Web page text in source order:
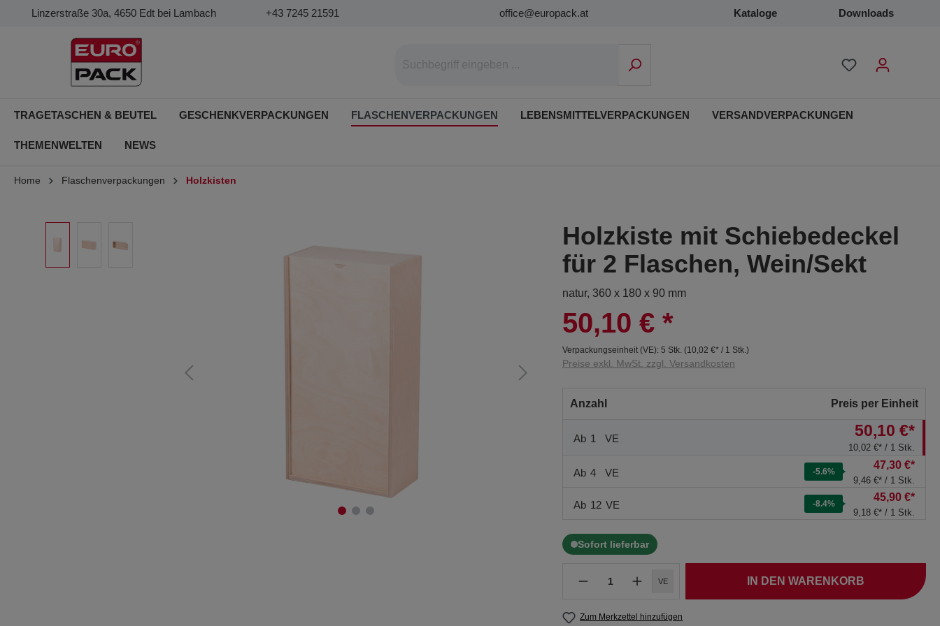
Linzerstraße 30a, 4650 Edt bei Lambach +43 7245 21591 office@europack.at Kataloge Downloads
TRAGETASCHEN & BEUTEL GESCHENKVERPACKUNGEN FLASCHENVERPACKUNGEN LEBENSMITTELVERPACKUNGEN VERSANDVERPACKUNGEN
THEMENWELTEN NEWS
Home Flaschenverpackungen Holzkisten
Holzkiste mit Schiebedeckel
für 2 Flaschen, Wein/Sekt
natur, 360 x 180 x 90 mm
50,10 € *
Verpackungseinheit (VE): 5 Stk. (10,02 €* / 1 Stk.)
Preise exkl. MwSt. zzgl. Versandkosten
Anzahl Preis per Einheit
Ab 1 VE 50,10 €*
10,02 €* / 1 Stk.
Ab 4 VE -5.6%
47,30 €*
9,46 €* / 1 Stk.
Ab 12 VE -8.4%
45,90 €*
9,18 €* / 1 Stk.
Sofort lieferbar
VE IN DEN WARENKORB
Zum Merkzettel hinzufügen